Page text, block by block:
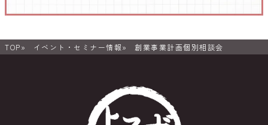
TOP イベント・セミナー情報 創業事業計画個別相談会